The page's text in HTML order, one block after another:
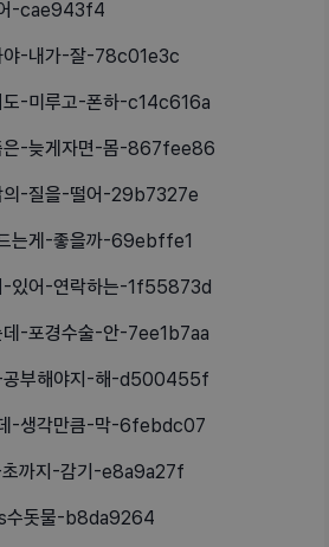
-cae943f4
야-내가-잘-78c01e3c
도-미루고-폰하-c14c616a
은-늦게자면-몸-867fee86
의-질을-떨어-29b7327e
는게-좋을까-69ebffe1
-있어-연락하는-1f55873d
데-포경수술-안-7ee1b7aa
공부해야지-해-d500455f
-생각만큼-막-6febdc07
까지-감기-e8a9a27f
수돗물-b8da9264